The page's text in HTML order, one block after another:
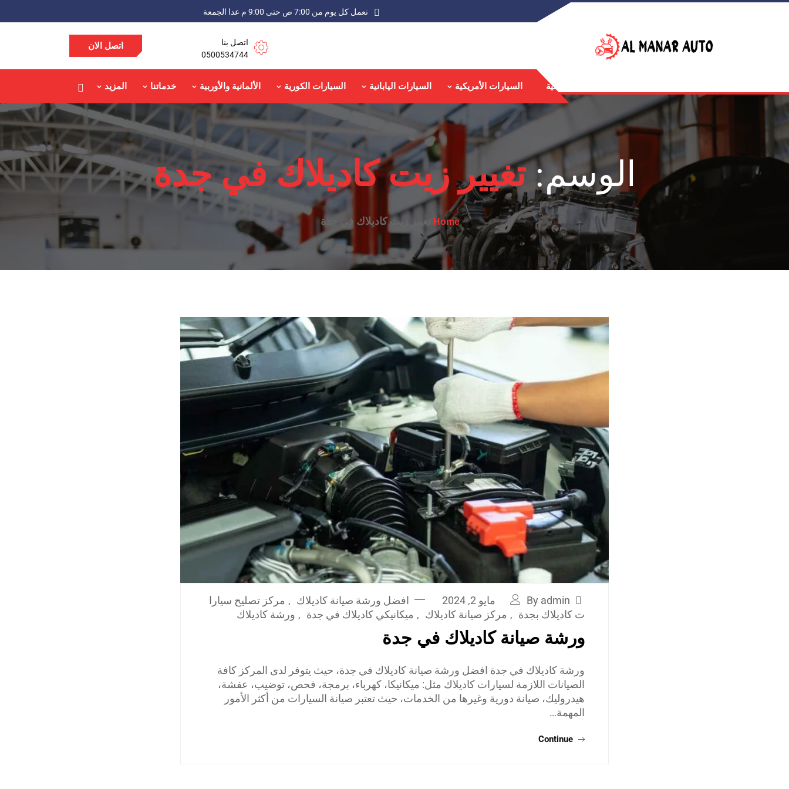
نعمل كل يوم من 7:00 ص حتى 9:00 م عدا الجمعة
اتصل بنا
0500534744
اتصل الان
الرئيسية السيارات الأمريكية السيارات اليابانية السيارات الكورية الألمانية والأوربية خدماتنا المزيد
الوسم:تغيير زيت كاديلاك في جدة
Home تغيير زيت كاديلاك في جدة
By admin مايو 2, 2024 افضل ورشة صيانة كاديلاك , مركز تصليح سيارا
ت كاديلاك بجدة , مركز صيانة كاديلاك , ميكانيكي كاديلاك في جدة , ورشة كاديلاك
ورشة صيانة كاديلاك في جدة
ورشة كاديلاك في جدة افضل ورشة صيانة كاديلاك في جدة، حيث يتوفر لدى المركز كافة
الصيانات اللازمة لسيارات كاديلاك مثل: ميكانيكا، كهرباء، برمجة، فحص، توضيب، عفشة،
هيدروليك، صيانة دورية وغيرها من الخدمات، حيث تعتبر صيانة السيارات من أكثر الأمور
المهمة…
Continue